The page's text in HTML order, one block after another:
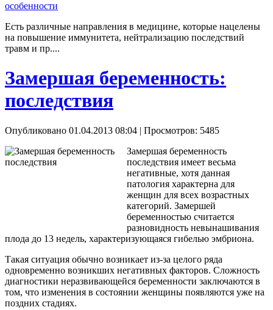
Есть различные направления в медицине, которые нацелены
на повышение иммунитета, нейтрализацию последствий
травм и пр....
Замершая беременность:
последствия
Опубликовано 01.04.2013 08:04 | Просмотров: 5485
Замершая беременность
последствия имеет весьма
негативные, хотя данная
патология характерна для
женщин для всех возрастных
категорий. Замершей
беременностью считается
разновидность невынашивания
плода до 13 недель, характеризующаяся гибелью эмбриона.
Такая ситуация обычно возникает из-за целого ряда
одновременно возникших негативных факторов. Сложность
диагностики неразвивающейся беременности заключаются в
том, что изменения в состоянии женщины появляются уже на
поздних стадиях.